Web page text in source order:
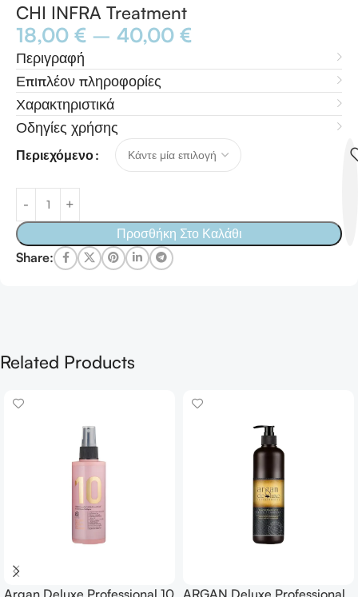
CHI INFRA Treatment
18,00 € – 40,00 €
Περιγραφή
Επιπλέον πληροφορίες
Χαρακτηριστικά
Οδηγίες χρήσης
Περιεχόμενο
Προσθήκη Στο Καλάθι
Share:
Related Products